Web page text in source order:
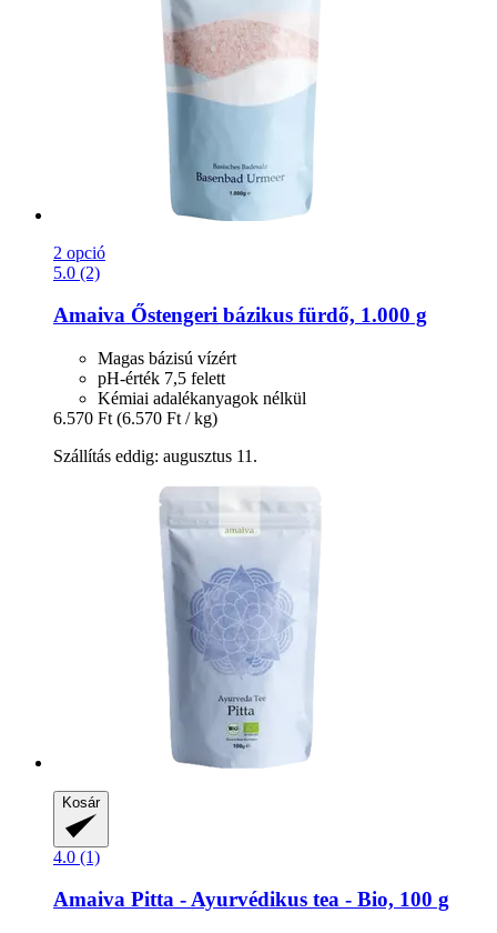
2 opció
5.0 (2)
Amaiva Őstengeri bázikus fürdő, 1.000 g
Magas bázisú vízért
pH-érték 7,5 felett
Kémiai adalékanyagok nélkül
6.570 Ft (6.570 Ft / kg)
Szállítás eddig: augusztus 11.
Kosár
4.0 (1)
Amaiva Pitta -​ Ayurvédikus tea -​ Bio, 100 g